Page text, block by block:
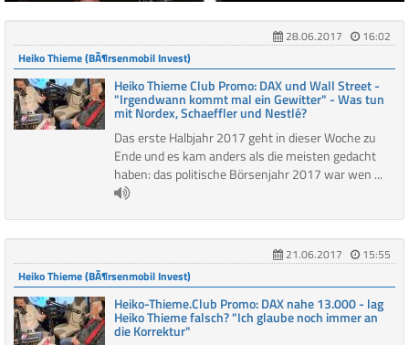
28.06.2017
16:02
Heiko Thieme (BÃ¶rsenmobil Invest)
Heiko Thieme Club Promo: DAX und Wall Street -
"Irgendwann kommt mal ein Gewitter" - Was tun
mit Nordex, Schaeffler und Nestlé?
Das erste Halbjahr 2017 geht in dieser Woche zu
Ende und es kam anders als die meisten gedacht
haben: das politische Börsenjahr 2017 war wen ...
21.06.2017
15:55
Heiko Thieme (BÃ¶rsenmobil Invest)
Heiko-Thieme.Club Promo: DAX nahe 13.000 - lag
Heiko Thieme falsch? "Ich glaube noch immer an
die Korrektur"